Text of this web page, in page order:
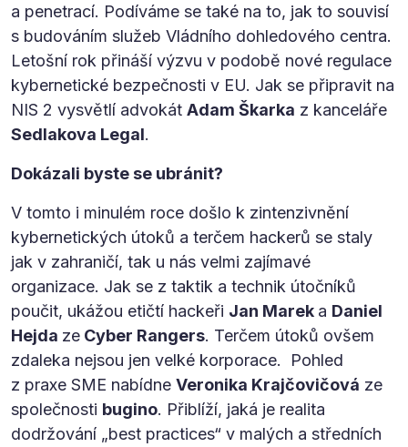
a penetrací. Podíváme se také na to, jak to souvisí
s budováním služeb Vládního dohledového centra.
Letošní rok přináší výzvu v podobě nové regulace
kybernetické bezpečnosti v EU. Jak se připravit na
NIS 2 vysvětlí advokát Adam Škarka z kanceláře
Sedlakova Legal.
Dokázali byste se ubránit?
V tomto i minulém roce došlo k zintenzivnění
kybernetických útoků a terčem hackerů se staly
jak v zahraničí, tak u nás velmi zajímavé
organizace. Jak se z taktik a technik útočníků
poučit, ukážou etičtí hackeři Jan Marek a Daniel
Hejda ze Cyber Rangers. Terčem útoků ovšem
zdaleka nejsou jen velké korporace. Pohled
z praxe SME nabídne Veronika Krajčovičová ze
společnosti bugino. Přiblíží, jaká je realita
dodržování „best practices“ v malých a středních